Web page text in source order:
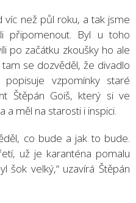
víc než půl roku, a tak jsme
připomenout. Byl u toho
po začátku zkoušky ho ale
se dozvěděl, že divadlo
popisuje vzpomínky staré
Štěpán Goiš, který si ve
a měl na starosti i inspici.
co bude a jak to bude.
už je karanténa pomalu
šok velký,“ uzavírá Štěpán